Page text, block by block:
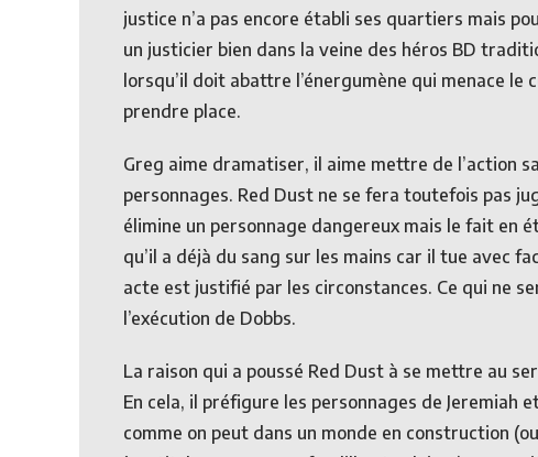
justice n’a pas encore établi ses quartiers mais
un justicier bien dans la veine des héros BD
lorsqu’il doit abattre l’énergumène qui menace
prendre place.
Greg aime dramatiser, il aime mettre de l’action
personnages. Red Dust ne se fera toutefois pas
élimine un personnage dangereux mais le fait en
qu’il a déjà du sang sur les mains car il tue avec
acte est justifié par les circonstances. Ce qui ne
l’exécution de Dobbs.
La raison qui a poussé Red Dust à se mettre au
En cela, il préfigure les personnages de
comme on peut dans un monde en construction